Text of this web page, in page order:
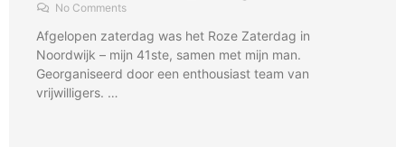
No Comments
Afgelopen zaterdag was het Roze Zaterdag in
Noordwijk – mijn 41ste, samen met mijn man.
Georganiseerd door een enthousiast team van
vrijwilligers. …